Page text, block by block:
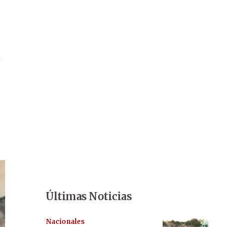
Últimas Noticias
Nacionales